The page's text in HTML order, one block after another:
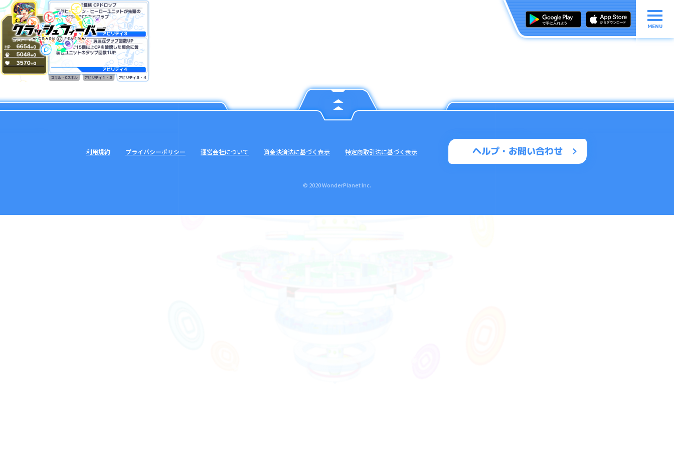
MENU
ヘルプ・お問い合わせ
利用規約 プライバシーポリシー 運営会社について 資金決済法に基づく表示 特定商取引法に基づく表示
© 2020 WonderPlanet Inc.